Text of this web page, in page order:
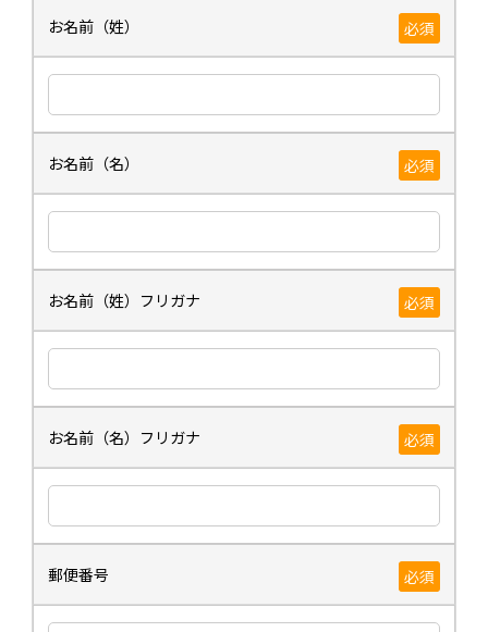
お名前（姓） 必須
お名前（名） 必須
お名前（姓）フリガナ 必須
お名前（名）フリガナ 必須
郵便番号 必須